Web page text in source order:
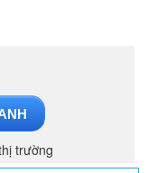
trường